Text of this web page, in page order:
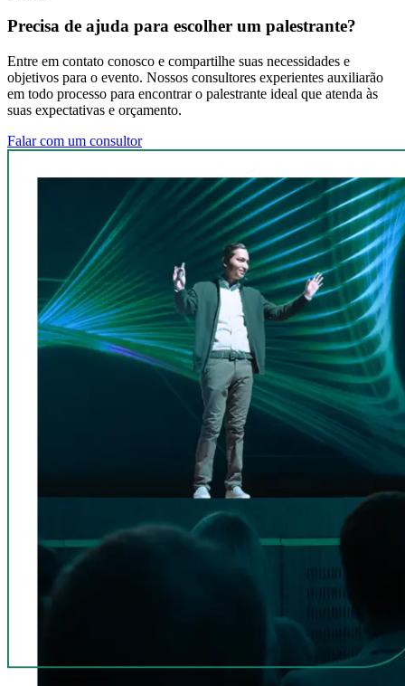
Precisa de ajuda para escolher um palestrante?
Entre em contato conosco e compartilhe suas necessidades e
objetivos para o evento. Nossos consultores experientes auxiliarão
em todo processo para encontrar o palestrante ideal que atenda às
suas expectativas e orçamento.
Falar com um consultor